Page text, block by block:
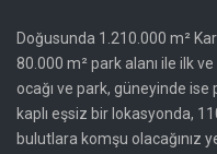
Doğusunda 1.210.000 m²
80.000 m² park alanı ile ilk
ocağı ve park, güneyinde
kaplı eşsiz bir lokasyonda,
bulutlara komşu olacağınız